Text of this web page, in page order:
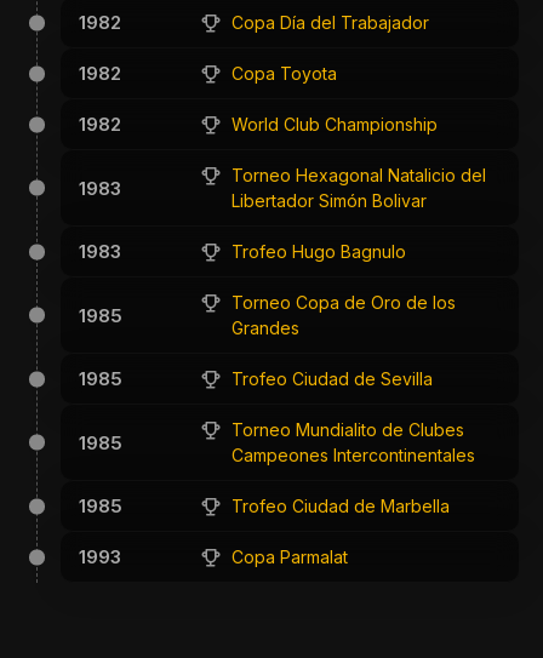
1982 Copa Día del Trabajador
1982 Copa Toyota
1982 World Club Championship
1983
Torneo Hexagonal Natalicio del
Libertador Simón Bolivar
1983 Trofeo Hugo Bagnulo
1985
Torneo Copa de Oro de los
Grandes
1985 Trofeo Ciudad de Sevilla
1985
Torneo Mundialito de Clubes
Campeones Intercontinentales
1985 Trofeo Ciudad de Marbella
1993 Copa Parmalat